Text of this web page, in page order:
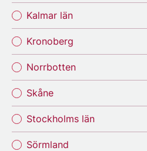
Kalmar län
Kronoberg
Norrbotten
Skåne
Stockholms län
Sörmland